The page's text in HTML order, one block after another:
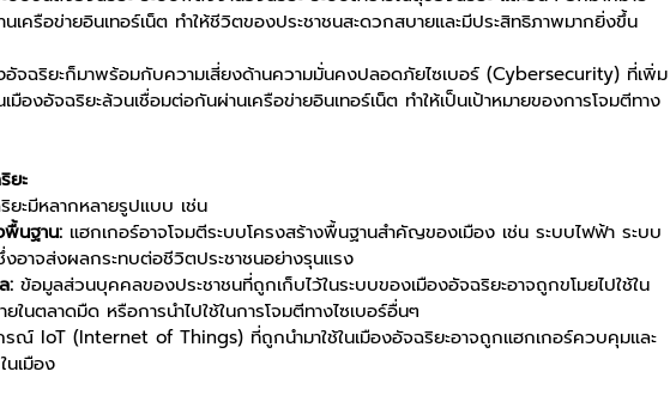
ครือข่ายอินเทอร์เน็ต ทำให้ชีวิตของประชาชนสะดวกสบายและมีประสิทธิภาพมากยิ่งขึ้น
จฉริยะก็มาพร้อมกับความเสี่ยงด้านความมั่นคงปลอดภัยไซเบอร์ (Cybersecurity) ที่เพิ่ม
องอัจฉริยะล้วนเชื่อมต่อกันผ่านเครือข่ายอินเทอร์เน็ต ทำให้เป็นเป้าหมายของการโจมตีทาง
ยะ
ยะมีหลากหลายรูปแบบ เช่น
พื้นฐาน: แฮกเกอร์อาจโจมตีระบบโครงสร้างพื้นฐานสำคัญของเมือง เช่น ระบบไฟฟ้า ระบบ
อาจส่งผลกระทบต่อชีวิตประชาชนอย่างรุนแรง
: ข้อมูลส่วนบุคคลของประชาชนที่ถูกเก็บไว้ในระบบของเมืองอัจฉริยะอาจถูกขโมยไปใช้ใน
ในตลาดมืด หรือการนำไปใช้ในการโจมตีทางไซเบอร์อื่นๆ
ณ์ IoT (Internet of Things) ที่ถูกนำมาใช้ในเมืองอัจฉริยะอาจถูกแฮกเกอร์ควบคุมและ
นเมือง